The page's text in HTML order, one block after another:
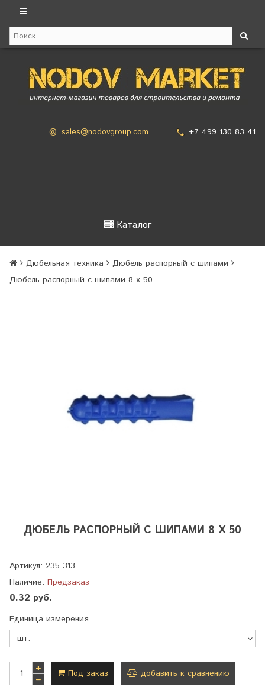
@ sales@nodovgroup.com +7 499 130 83 41
Каталог
Дюбельная техника
Дюбель распорный с шипами
Дюбель распорный с шипами 8 х 50
ДЮБЕЛЬ РАСПОРНЫЙ С ШИПАМИ 8 Х 50
Артикул: 235-313
Наличие: Предзаказ
0.32 руб.
Единица измерения
Под заказ добавить к сравнению